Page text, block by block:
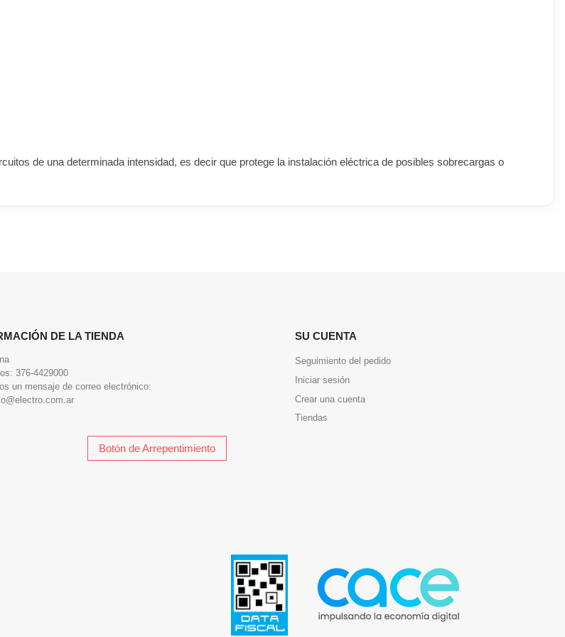
de una determinada intensidad, es decir que protege la instalación eléctrica de posibles sobrecargas o
DE LA TIENDA
376-4429000
un mensaje de correo electrónico:
SU CUENTA
Seguimiento del pedido
Iniciar sesión
Crear una cuenta
Tiendas
Botón de Arrepentimiento